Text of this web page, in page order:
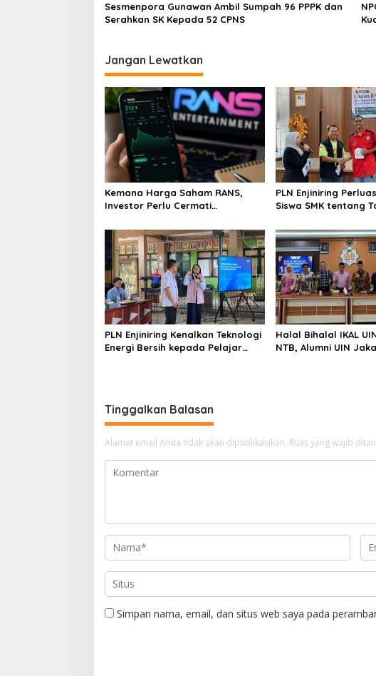
Sesmenpora Gunawan Ambil Sumpah 96 PPPK dan
Serahkan SK Kepada 52 CPNS
Jangan Lewatkan
Kemana Harga Saham RANS,
Investor Perlu Cermati
Spekulasi Berlebihan
PLN Enjiniring
Siswa SMK tentang Tantangan
PLN Enjiniring Kenalkan Teknologi
Energi Bersih kepada Pelajar
Halal Bihalal IKAL
NTB, Alumni UIN
Tinggalkan Balasan
Alamat email Anda tidak akan dipublikasikan. Ruas yang wajib
Simpan nama, email, dan situs web saya pada